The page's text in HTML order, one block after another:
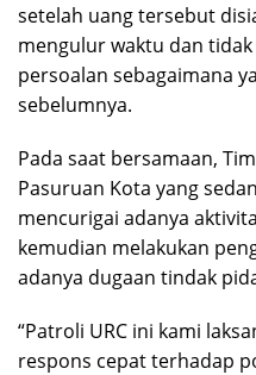
setelah uang tersebut
mengulur waktu dan
persoalan sebagaimana
sebelumnya.
Pada saat bersamaan,
Pasuruan Kota yang
mencurigai adanya
kemudian melakukan
adanya dugaan tindak
“Patroli URC ini kami
respons cepat terhadap